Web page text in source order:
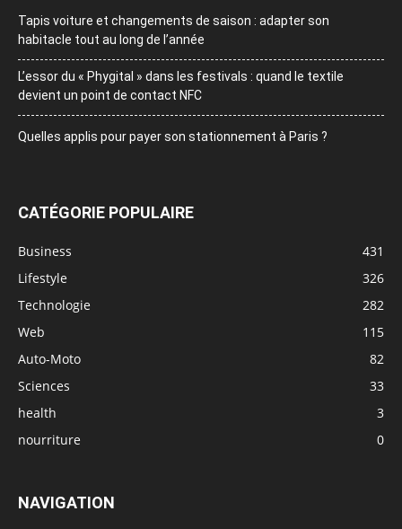
Tapis voiture et changements de saison : adapter son
habitacle tout au long de l’année
L’essor du « Phygital » dans les festivals : quand le textile
devient un point de contact NFC
Quelles applis pour payer son stationnement à Paris ?
CATÉGORIE POPULAIRE
Business
431
Lifestyle
326
Technologie
282
Web
115
Auto-Moto
82
Sciences
33
health
3
nourriture
0
NAVIGATION